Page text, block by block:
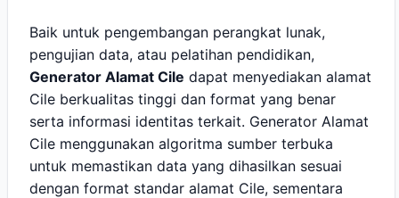
Baik untuk pengembangan perangkat lunak,
pengujian data, atau pelatihan pendidikan,
Generator Alamat Cile dapat menyediakan alamat
Cile berkualitas tinggi dan format yang benar
serta informasi identitas terkait. Generator Alamat
Cile menggunakan algoritma sumber terbuka
untuk memastikan data yang dihasilkan sesuai
dengan format standar alamat Cile, sementara